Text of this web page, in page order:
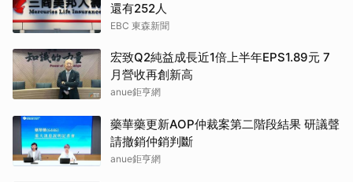
還有252人
EBC 東森新聞
宏致Q2純益成長近1倍上半年EPS1.89元 7
月營收再創新高
anue鉅亨網
藥華藥更新AOP仲裁案第二階段結果 研議聲
請撤銷仲銷判斷
anue鉅亨網